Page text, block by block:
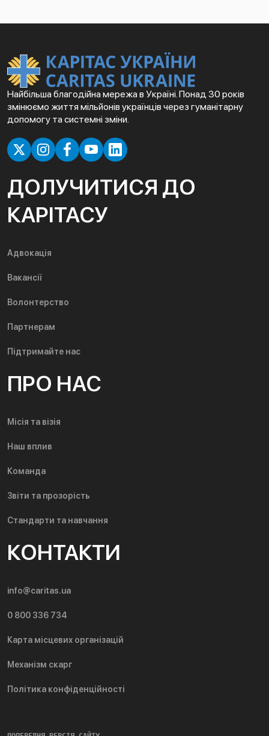
Найбільша благодійна мережа в Україні. Понад 30 років
змінюємо життя мільйонів українців через гуманітарну
допомогу та системні зміни.
ДОЛУЧИТИСЯ ДО
КАРІТАСУ
Адвокація
Вакансії
Волонтерство
Партнерам
Підтримайте нас
ПРО НАС
Місія та візія
Наш вплив
Команда
Звіти та прозорість
Стандарти та навчання
КОНТАКТИ
info@caritas.ua
0 800 336 734
Карта місцевих організацій
Механізм скарг
Політика конфіденційності